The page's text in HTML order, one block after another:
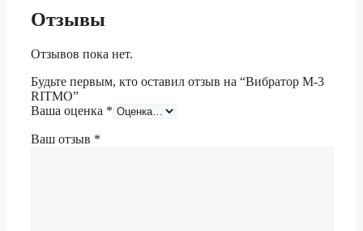
Отзывы
Отзывов пока нет.
Будьте первым, кто оставил отзыв на “Вибратор М-3
RITMO”
Ваша оценка *
Ваш отзыв *